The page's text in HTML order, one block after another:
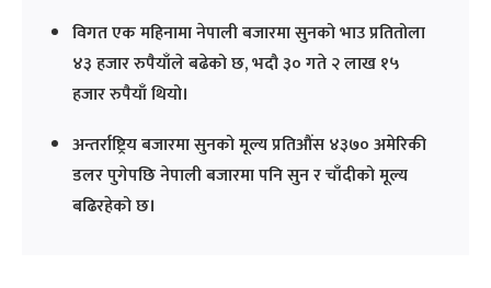
विगत एक महिनामा नेपाली बजारमा सुनको भाउ प्रतितोला
४३ हजार रुपैयाँले बढेको छ, भदौ ३० गते २ लाख १५
हजार रुपैयाँ थियो।
अन्तर्राष्ट्रिय बजारमा सुनको मूल्य प्रतिऔंस ४३७० अमेरिकी
डलर पुगेपछि नेपाली बजारमा पनि सुन र चाँदीको मूल्य
बढिरहेको छ।